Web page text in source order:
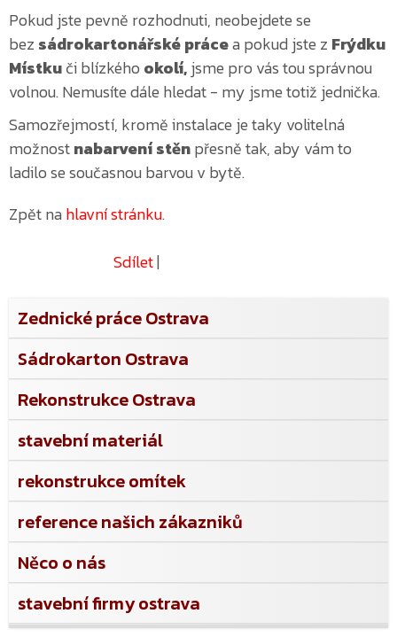
Pokud jste pevně rozhodnuti, neobejdete se
bez sádrokartonářské prácea pokud jste z Frýdku
Místkučiblízkého okolí,jsme pro vás tou správnou
volnou. Nemusíte dále hledat - my jsme totiž jednička.
Samozřejmostí, kromě instalace je taky volitelná
možnostnabarvení stěnpřesně tak, aby vám to
ladilo se současnou barvou v bytě.
Zpět nahlavní stránku.
Sdílet|
Zednické práce Ostrava
Sádrokarton Ostrava
Rekonstrukce Ostrava
stavební materiál
rekonstrukce omítek
reference našich zákazniků
Něco o nás
stavební firmy ostrava